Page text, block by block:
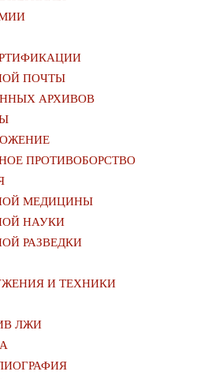
ПОЧТЫ
АРХИВОВ
ПРОТИВОБОРСТВО
МЕДИЦИНЫ
НАУКИ
РАЗВЕДКИ
И ТЕХНИКИ
ЛЖИ